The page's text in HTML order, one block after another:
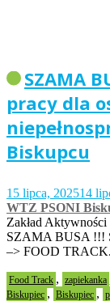
SZAMA
pracy dla
Biskupcu
15 lipca, 202514
WTZ PSONI
Zakład
SZAMA BUSA !!!
–> FOOD
Food Track , zapiekanka
Biskupiec , Biskupiec ,